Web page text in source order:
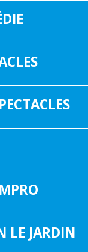
16, RUE
LE JARDIN